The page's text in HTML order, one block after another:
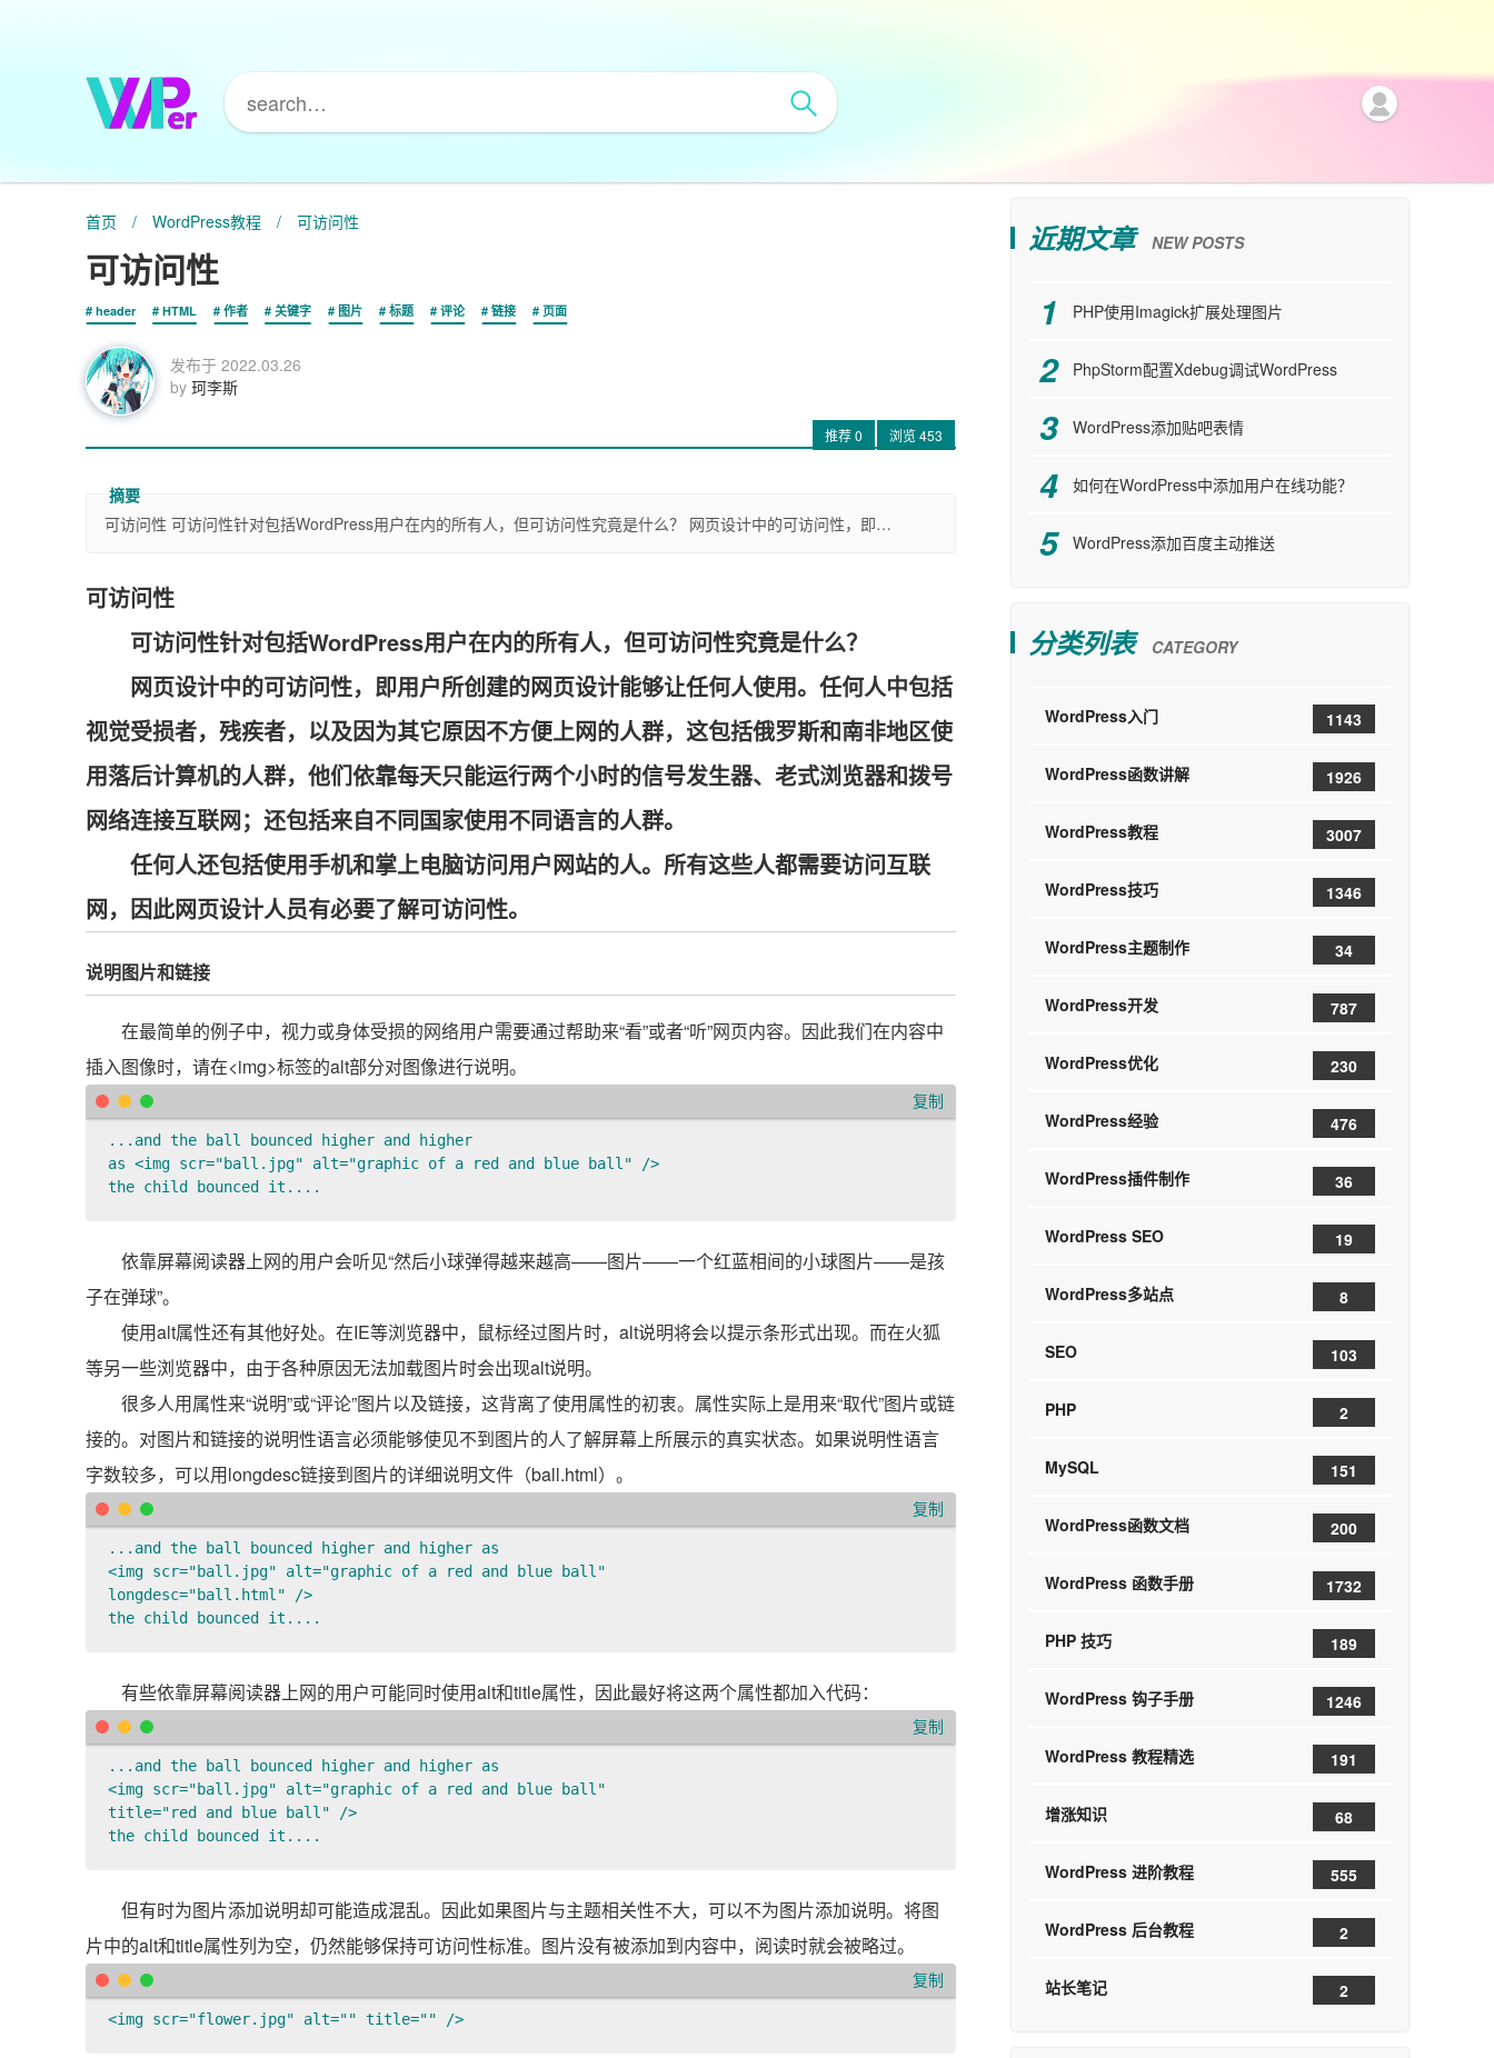
首页 / WordPress教程 / 可访问性
可访问性
header HTML 作者 关键字 图片 标题 评论 链接 页面
发布于 2022.03.26
by 珂李斯
推荐0 浏览453
可访问性 可访问性针对包括WordPress用户在内的所有人，但可访问性究竟是什么？ 网页设计中的可访问性，即…
可访问性
可访问性针对包括WordPress用户在内的所有人，但可访问性究竟是什么？
网页设计中的可访问性，即用户所创建的网页设计能够让任何人使用。任何人中包括
视觉受损者，残疾者，以及因为其它原因不方便上网的人群，这包括俄罗斯和南非地区使
用落后计算机的人群，他们依靠每天只能运行两个小时的信号发生器、老式浏览器和拨号
网络连接互联网；还包括来自不同国家使用不同语言的人群。
任何人还包括使用手机和掌上电脑访问用户网站的人。所有这些人都需要访问互联
网，因此网页设计人员有必要了解可访问性。
说明图片和链接
在最简单的例子中，视力或身体受损的网络用户需要通过帮助来“看”或者“听”网页内容。因此我们在内容中
插入图像时，请在<img>标签的alt部分对图像进行说明。
...and the ball bounced higher and higher
as <img scr="ball.jpg" alt="graphic of a red and blue ball" />
the child bounced it....
复制
依靠屏幕阅读器上网的用户会听见“然后小球弹得越来越高——图片——一个红蓝相间的小球图片——是孩
子在弹球”。
使用alt属性还有其他好处。在IE等浏览器中，鼠标经过图片时，alt说明将会以提示条形式出现。而在火狐
等另一些浏览器中，由于各种原因无法加载图片时会出现alt说明。
很多人用属性来“说明”或“评论”图片以及链接，这背离了使用属性的初衷。属性实际上是用来“取代”图片或链
接的。对图片和链接的说明性语言必须能够使见不到图片的人了解屏幕上所展示的真实状态。如果说明性语言
字数较多，可以用longdesc链接到图片的详细说明文件（ball.html）。
...and the ball bounced higher and higher as
<img scr="ball.jpg" alt="graphic of a red and blue ball"
longdesc="ball.html" />
the child bounced it....
复制
有些依靠屏幕阅读器上网的用户可能同时使用alt和title属性，因此最好将这两个属性都加入代码：
...and the ball bounced higher and higher as
<img scr="ball.jpg" alt="graphic of a red and blue ball"
title="red and blue ball" />
the child bounced it....
复制
但有时为图片添加说明却可能造成混乱。因此如果图片与主题相关性不大，可以不为图片添加说明。将图
片中的alt和title属性列为空，仍然能够保持可访问性标准。图片没有被添加到内容中，阅读时就会被略过。
<img scr="flower.jpg" alt="" title="" />
复制
近期文章 NEW POSTS
PHP使用Imagick扩展处理图片
PhpStorm配置Xdebug调试WordPress
WordPress添加贴吧表情
如何在WordPress中添加用户在线功能？
WordPress添加百度主动推送
分类列表 CATEGORY
WordPress入门 1143
WordPress函数讲解 1926
WordPress教程 3007
WordPress技巧 1346
WordPress主题制作 34
WordPress开发 787
WordPress优化 230
WordPress经验 476
WordPress插件制作 36
WordPress SEO 19
WordPress多站点 8
SEO 103
PHP 2
MySQL 151
WordPress函数文档 200
WordPress 函数手册 1732
PHP 技巧 189
WordPress 钩子手册 1246
WordPress 教程精选 191
增涨知识 68
WordPress 进阶教程 555
WordPress 后台教程 2
站长笔记 2